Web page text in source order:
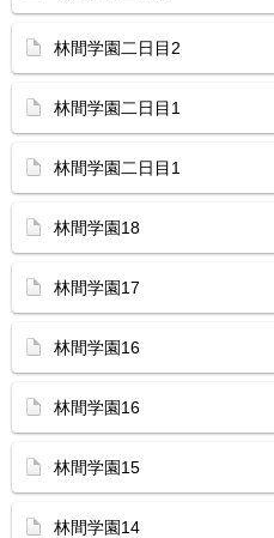
林間学園二日目2
林間学園二日目1
林間学園二日目1
林間学園18
林間学園17
林間学園16
林間学園16
林間学園15
林間学園14